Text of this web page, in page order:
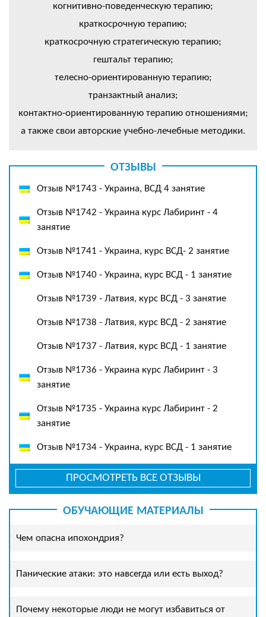
когнитивно-поведенческую терапию;
краткосрочную терапию;
краткосрочную стратегическую терапию;
гештальт терапию;
телесно-ориентированную терапию;
транзактный анализ;
контактно-ориентированную терапию отношениями;
а также свои авторские учебно-лечебные методики.
ОТЗЫВЫ
Отзыв №1743 - Украина, ВСД 4 занятие
Отзыв №1742 - Украина курс Лабиринт - 4
занятие
Отзыв №1741 - Украина, курс ВСД- 2 занятие
Отзыв №1740 - Украина, курс ВСД - 1 занятие
Отзыв №1739 - Латвия, курс ВСД - 3 занятие
Отзыв №1738 - Латвия, курс ВСД - 2 занятие
Отзыв №1737 - Латвия, курс ВСД - 1 занятие
Отзыв №1736 - Украина курс Лабиринт - 3
занятие
Отзыв №1735 - Украина курс Лабиринт - 2
занятие
Отзыв №1734 - Украина, курс ВСД - 1 занятие
ПРОСМОТРЕТЬ ВСЕ ОТЗЫВЫ
ОБУЧАЮЩИЕ МАТЕРИАЛЫ
Чем опасна ипохондрия?
Панические атаки: это навсегда или есть выход?
Почему некоторые люди не могут избавиться от